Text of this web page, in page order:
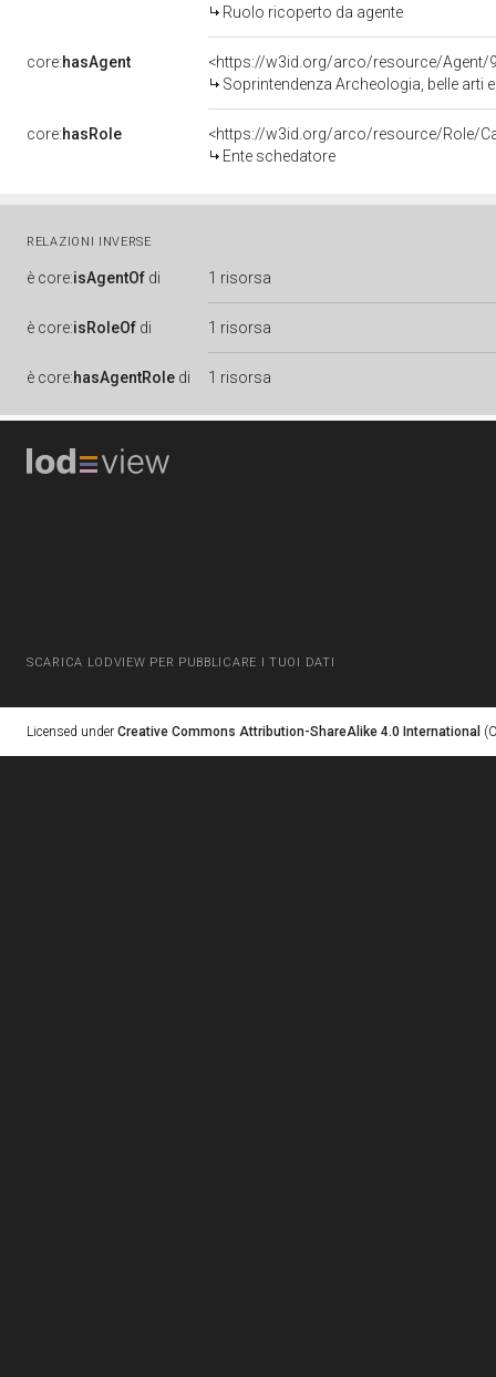
Ruolo ricoperto da agente
core:hasAgent
<https://w3id.org/arco/resource/Agent/
Soprintendenza Archeologia, belle arti
core:hasRole
<https://w3id.org/arco/resource/Role/
Ente schedatore
RELAZIONI INVERSE
è core:isAgentOf di 1 risorsa
è core:isRoleOf di 1 risorsa
è core:hasAgentRole di 1 risorsa
SCARICA LODVIEW PER PUBBLICARE I TUOI DATI
Licensed under Creative Commons Attribution-ShareAlike 4.0 International